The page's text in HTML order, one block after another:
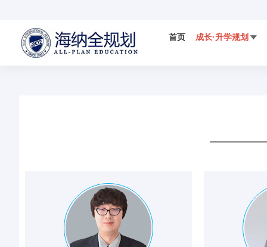
首页 成长·升学规划 